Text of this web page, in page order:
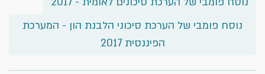
נוסח פומבי של הערכת סיכוני הלבנת הון - המערכת
הפיננסית 2017